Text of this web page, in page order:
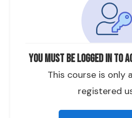
You must be logged in to
This course is only
registered